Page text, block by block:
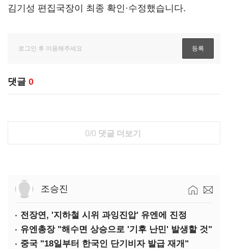
김기성 편집국장이 최종 확인·수정했습니다.
댓글 0
0/0 댓글 더보기
조승진
전장연, '지하철 시위 과잉진압' 유엔에 진정
유엔총장 "해수면 상승으로 '기후 난민' 발생할 것"
중국 "18일부터 한국인 단기비자 발급 재개"